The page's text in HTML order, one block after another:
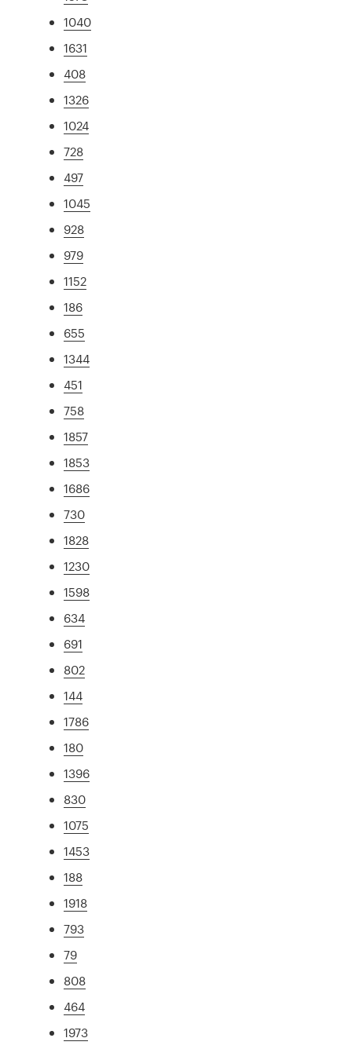
1040
1631
408
1326
1024
728
497
1045
928
979
1152
186
655
1344
451
758
1857
1853
1686
730
1828
1230
1598
634
691
802
144
1786
180
1396
830
1075
1453
188
1918
793
79
808
464
1973